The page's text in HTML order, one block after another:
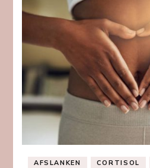
AFSLANKEN CORTISOL